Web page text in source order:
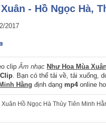
- Hồ Ngọc Hà,
2017
clipÂm nhạc Như Hoa Mùa
. Bạn có thể tải về, tải xuống,
Hằng định dạng mp4online
Hồ Ngọc Hà Thủy Tiên Minh